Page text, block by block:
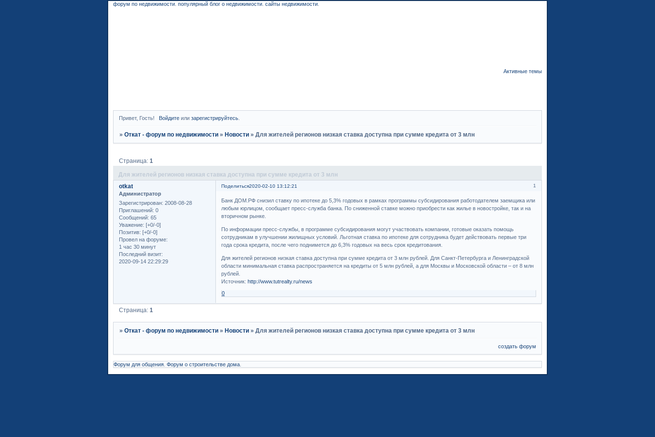
форум по недвижимости популярный блог о недвижимости сайты недвижимости
Активные темы
Привет, Гость! Войдитеили зарегистрируйтесь.
»Откат - форум по недвижимости »Новости »Для жителей регионов низкая ставка доступна при сумме кредита от 3 млн
Для жителей регионов низкая ставка доступна при сумме кредита от 3 млн
Страница:1
Поделиться 1
2020-02-10 13:12:21
otkat
Администратор
Зарегистрирован: 2008-08-28
Приглашений: 0
Сообщений: 65
Уважение: [+0/-0]
Позитив: [+0/-0]
Провел на форуме:
1 час 30 минут
Последний визит:
2020-09-14 22:29:29
Банк ДОМ.РФ снизил ставку по ипотеке до 5,3% годовых в рамках программы субсидирования работодателем заемщика или
любым юрлицом, сообщает пресс-служба банка. По сниженной ставке можно приобрести как жилье в новостройке, так и на
вторичном рынке.
По информации пресс-службы, в программе субсидирования могут участвовать компании, готовые оказать помощь
сотрудникам в улучшении жилищных условий. Льготная ставка по ипотеке для сотрудника будет действовать первые три
года срока кредита, после чего поднимется до 6,3% годовых на весь срок кредитования.
Для жителей регионов низкая ставка доступна при сумме кредита от 3 млн рублей. Для Санкт-Петербурга и Ленинградской
области минимальная ставка распространяется на кредиты от 5 млн рублей, а для Москвы и Московской области – от 8 млн
рублей.
Источник:http://www.tutrealty.ru/news
0
Страница:1
»Откат - форум по недвижимости » Новости »Для жителей регионов низкая ставка доступна при сумме кредита от 3 млн
создать форум
Форум для общения Форум о строительстве дома